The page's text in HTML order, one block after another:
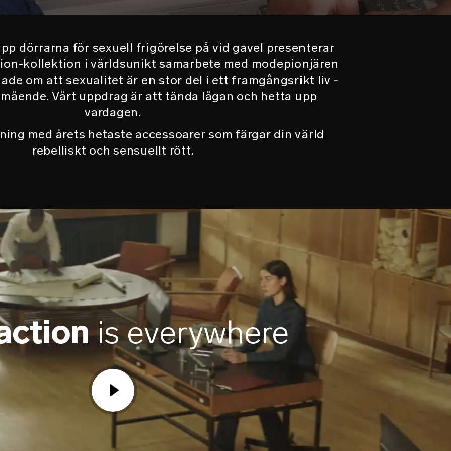
dörrarna för sexuell frigörelse på vid gavel presenterar
kollektion i världsunikt samarbete med modepionjären
om att sexualitet är en stor del i ett framgångsrikt liv -
Vårt uppdrag är att tända lågan och hetta upp
vardagen.
med årets hetaste accessoarer som färgar din värld
rebelliskt och sensuellt rött.
is everywhere